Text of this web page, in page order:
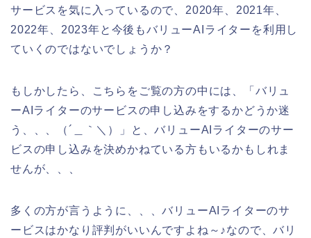
サービスを気に入っているので、2020年、2021年、
2022年、2023年と今後もバリューAIライターを利用し
ていくのではないでしょうか？
もしかしたら、こちらをご覧の方の中には、「バリュ
ーAIライターのサービスの申し込みをするかどうか迷
う、、、（´＿｀＼）」と、バリューAIライターのサー
ビスの申し込みを決めかねている方もいるかもしれま
せんが、、、
多くの方が言うように、、、バリューAIライターのサ
ービスはかなり評判がいいんですよね～♪なので、バリ